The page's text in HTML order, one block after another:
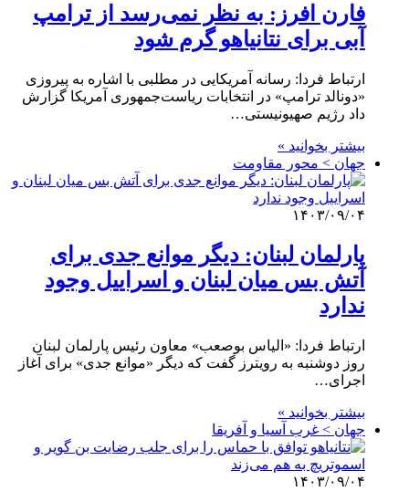
فارن افرز: به نظر نمی‌رسد از ترامپ
آبی برای نتانیاهو گرم شود
ارتباط فردا: رسانه آمریکایی در مطلبی با اشاره به پیروزی
«دونالد ترامپ» در انتخابات ریاست‌جمهوری آمریکا گزارش
داد رژیم صهیونیستی…
بیشتر بخوانید »
جهان > محور مقاومت
۱۴۰۳/۰۹/۰۴
پارلمان لبنان: دیگر موانع جدی برای
آتش بس میان لبنان و اسراییل وجود
ندارد
ارتباط فردا: «الیاس بوصعب» معاون رئیس پارلمان لبنان
روز دوشنبه به رویترز گفت که دیگر «موانع جدی» برای آغاز
اجرای…
بیشتر بخوانید »
جهان > غرب آسیا و آفریقا
۱۴۰۳/۰۹/۰۴